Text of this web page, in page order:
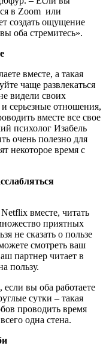
в Zoom или
создать ощущение
оба стремитесь».
вместе, а такая
чаще развлекаться
видели своих
серьезные отношения,
вместе все свое
психолог Изабель
очень полезно для
некоторое время с
вместе, читать
приятных
не сказать о пользе
смотреть ваш
партнер читает в
пользу.
вы оба работаете
сутки – такая
проводить время
одна стена.